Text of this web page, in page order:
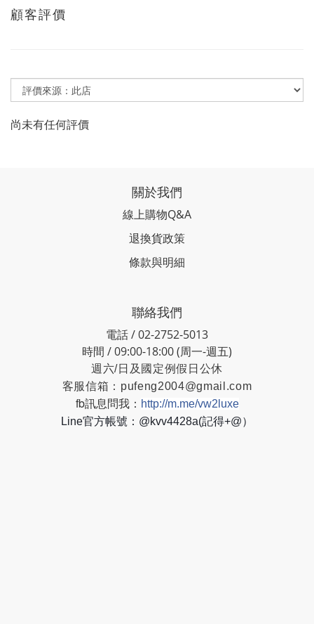
顧客評價
尚未有任何評價
關於我們
線上購物Q&A
退換貨政策
條款與明細
聯絡我們
電話 / 02-2752-5013
時間 / 09:00-18:00 (周一-週五)
週六/日及國定例假日公休
客服信箱： pufeng2004@gmail.com
fb訊息問我： http://m.me/vw2luxe
Line官方帳號：@kvv4428a(記得+@）